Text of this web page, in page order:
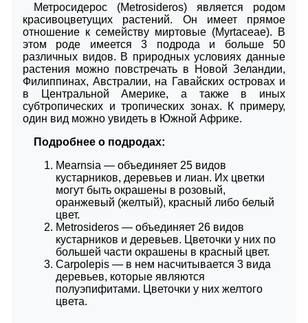
Метросидерос (Metrosideros) является родом
красивоцветущих растений. Он имеет прямое
отношение к семейству миртовые (Myrtaceae). В
этом роде имеется 3 подрода и больше 50
различных видов. В природных условиях данные
растения можно повстречать в Новой Зеландии,
Филиппинах, Австралии, на Гавайских островах и
в Центральной Америке, а также в иных
субтропических и тропических зонах. К примеру,
один вид можно увидеть в Южной Африке.
Подробнее о подродах:
Mearnsia ― объединяет 25 видов
кустарников, деревьев и лиан. Их цветки
могут быть окрашены в розовый,
оранжевый (желтый), красный либо белый
цвет.
Metrosideros ― объединяет 26 видов
кустарников и деревьев. Цветочки у них по
большей части окрашены в красный цвет.
Carpolepis ― в нем насчитывается 3 вида
деревьев, которые являются
полуэпифитами. Цветочки у них желтого
цвета.